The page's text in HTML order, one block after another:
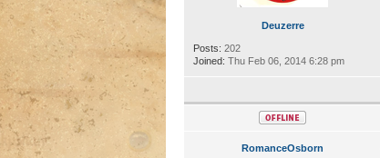
Deuzerre
Posts: 202
Joined: Thu Feb 06, 2014 6:28 pm
RomanceOsborn